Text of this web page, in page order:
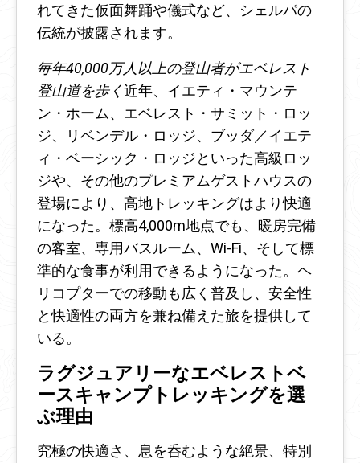
れてきた仮面舞踊や儀式など、シェルパの
伝統が披露されます。
毎年40,000万人以上の登山者がエベレスト
登山道を歩く近年、イエティ・マウンテ
ン・ホーム、エベレスト・サミット・ロッ
ジ、リベンデル・ロッジ、ブッダ／イエテ
ィ・ベーシック・ロッジといった高級ロッ
ジや、その他のプレミアムゲストハウスの
登場により、高地トレッキングはより快適
になった。標高4,000m地点でも、暖房完備
の客室、専用バスルーム、Wi-Fi、そして標
準的な食事が利用できるようになった。ヘ
リコプターでの移動も広く普及し、安全性
と快適性の両方を兼ね備えた旅を提供して
いる。
ラグジュアリーなエベレストベ
ースキャンプトレッキングを選
ぶ理由
究極の快適さ、息を呑むような絶景、特別